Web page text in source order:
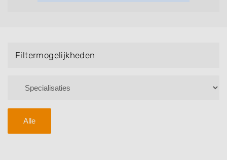
Filtermogelijkheden
Alle